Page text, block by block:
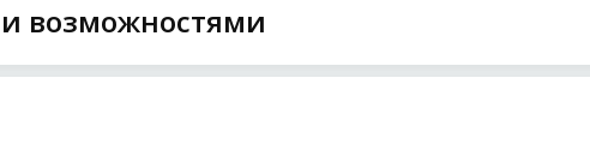
возможностями